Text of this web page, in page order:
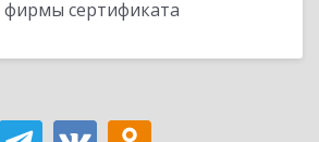
фирмы сертификата